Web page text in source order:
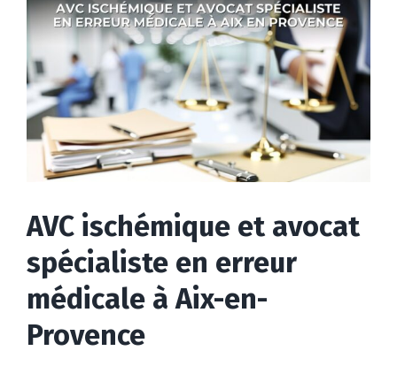
l'image
agrandie
AVC ischémique et avocat
spécialiste en erreur
médicale à Aix-en-
Provence